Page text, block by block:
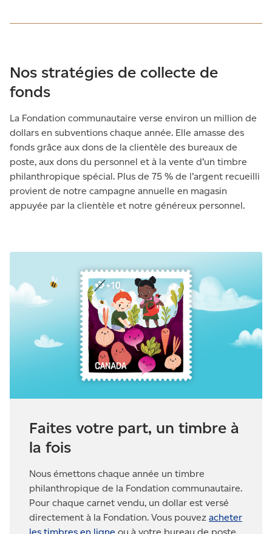
Nos stratégies de collecte de
fonds
La Fondation communautaire verse environ un million de
dollars en subventions chaque année. Elle amasse des
fonds grâce aux dons de la clientèle des bureaux de
poste, aux dons du personnel et à la vente d’un timbre
philanthropique spécial. Plus de 75 % de l’argent recueilli
provient de notre campagne annuelle en magasin
appuyée par la clientèle et notre généreux personnel.
Faites votre part, un timbre à
la fois
Nous émettons chaque année un timbre
philanthropique de la Fondation communautaire.
Pour chaque carnet vendu, un dollar est versé
directement à la Fondation. Vous pouvez acheter